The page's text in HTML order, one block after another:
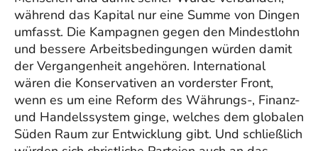
während das Kapital nur eine Summe von Dingen
umfasst. Die Kampagnen gegen den Mindestlohn
und bessere Arbeitsbedingungen würden damit
der Vergangenheit angehören. International
wären die Konservativen an vorderster Front,
wenn es um eine Reform des Währungs-, Finanz-
und Handelssystem ginge, welches dem globalen
Süden Raum zur Entwicklung gibt. Und schließlich